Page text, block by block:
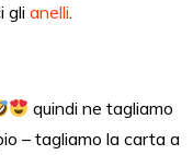
gli anelli.
quindi ne tagliamo
– tagliamo la carta a